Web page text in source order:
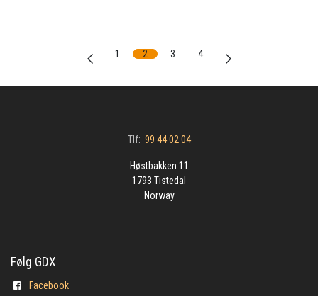
1 2 3 4
Tlf: 99 44 02 04
Høstbakken 11
1793 Tistedal
Norway
Følg GDX
Facebook